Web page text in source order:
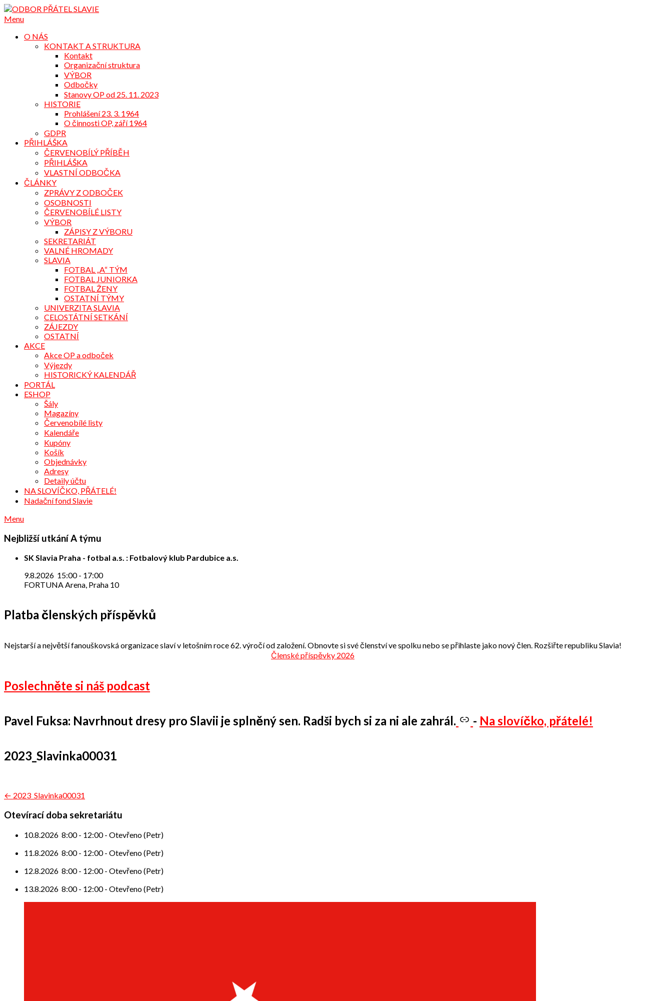
Přejdi
na
Menu
O NÁS
KONTAKT A STRUKTURA
Kontakt
Organizační struktura
VÝBOR
Odbočky
Stanovy OP od 25. 11. 2023
HISTORIE
Prohlášení 23. 3. 1964
O činnosti OP, září 1964
GDPR
PŘIHLÁŠKA
ČERVENOBÍLÝ PŘÍBĚH
PŘIHLÁŠKA
VLASTNÍ ODBOČKA
ČLÁNKY
ZPRÁVY Z ODBOČEK
OSOBNOSTI
ČERVENOBÍLÉ LISTY
VÝBOR
ZÁPISY Z VÝBORU
SEKRETARIÁT
VALNÉ HROMADY
SLAVIA
FOTBAL „A“ TÝM
FOTBAL JUNIORKA
FOTBAL ŽENY
OSTATNÍ TÝMY
UNIVERZITA SLAVIA
CELOSTÁTNÍ SETKÁNÍ
ZÁJEZDY
OSTATNÍ
AKCE
Akce OP a odboček
Výjezdy
HISTORICKÝ KALENDÁŘ
PORTÁL
ESHOP
Šály
Magazíny
Červenobílé listy
Kalendáře
Kupóny
Košík
Objednávky
Adresy
Detaily účtu
NA SLOVÍČKO, PŘÁTELÉ!
Nadační fond Slavie
Menu
Nejbližší utkání A týmu
SK Slavia Praha - fotbal a.s. : Fotbalový klub Pardubice a.s.
9.8.2026 15:00- 17:00
FORTUNA Arena, Praha 10
Platba členských příspěvků
Nejstarší a největší fanouškovská organizace slaví v letošním roce 62. výročí od založení. Obnovte si své členství ve spolku nebo se přihlaste jako nový člen. Rozšiřte republiku Slavia!
Členské příspěvky 2026
Poslechněte si náš podcast
Pavel Fuksa: Navrhnout dresy pro Slavii je splněný sen. Radši bych si za ni ale zahrál. - Na slovíčko, přátelé!
2023_Slavinka00031
Navigace
pro
← 2023_Slavinka00031
Otevírací doba sekretariátu
10.8.2026 8:00- 12:00- Otevřeno (Petr)
11.8.2026 8:00- 12:00- Otevřeno (Petr)
12.8.2026 8:00- 12:00- Otevřeno (Petr)
13.8.2026 8:00- 12:00- Otevřeno (Petr)